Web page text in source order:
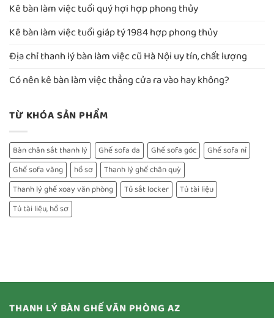
Kê bàn làm việc tuổi quý hợi hợp phong thủy
Kê bàn làm việc tuổi giáp tý 1984 hợp phong thủy
Địa chỉ thanh lý bàn làm việc cũ Hà Nội uy tín, chất lượng
Có nên kê bàn làm việc thẳng cửa ra vào hay không?
TỪ KHÓA SẢN PHẨM
Bàn chân sắt thanh lý Ghế sofa da Ghế sofa góc
Ghế sofa nỉ
Ghế sofa văng
hồ sơ
Thanh lý ghế chân quỳ
Thanh lý ghế xoay văn phòng
Tủ sắt locker
Tủ tài liệu
Tủ tài liệu, hồ sơ
THANH LÝ BÀN GHẾ VĂN PHÒNG AZ